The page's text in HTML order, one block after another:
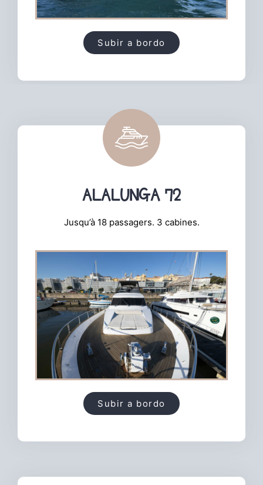
Subir a bordo
ALALUNGA 72
Jusqu’à 18 passagers. 3 cabines.
Subir a bordo